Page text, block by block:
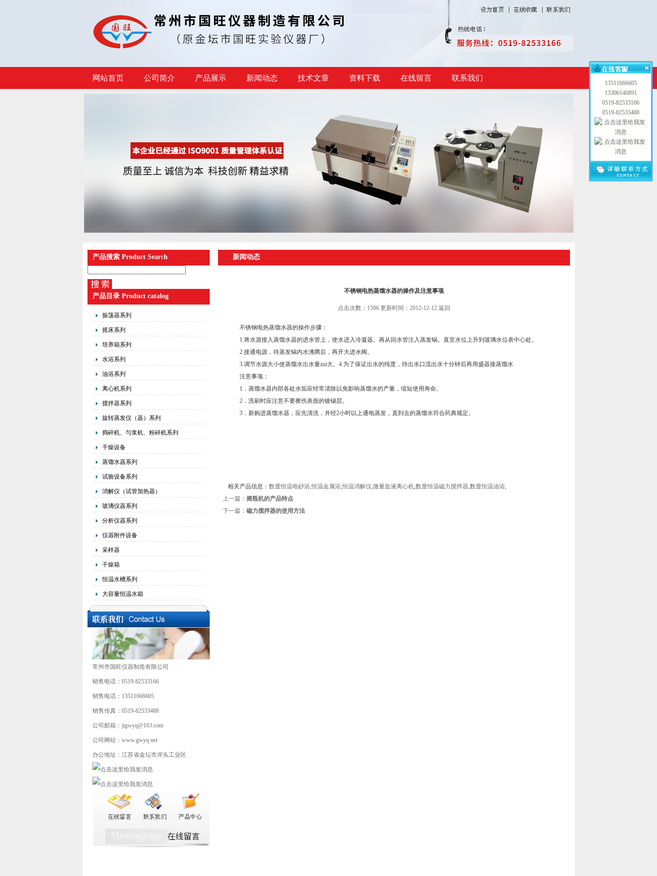
网站首页 公司简介 产品展示 新闻动态 技术文章 资料下载 在线留言 联系我们
产品搜索 Product Search
产品目录 Product catalog
振荡器系列
摇床系列
培养箱系列
水浴系列
油浴系列
离心机系列
搅拌器系列
旋转蒸发仪（器）系列
捣碎机、匀浆机、粉碎机系列
干燥设备
蒸馏水器系列
试验设备系列
消解仪（试管加热器）
玻璃仪器系列
分析仪器系列
仪器附件设备
采样器
干燥箱
恒温水槽系列
大容量恒温水箱
常州市国旺仪器制造有限公司
销售电话：0519-82533166
销售电话：13511666605
销售传真：0519-82533488
公司邮箱：jtgwyq@163.com
公司网站：www.gwyq.net
办公地址：江苏省金坛市岸头工业区
新闻动态
不锈钢电热蒸馏水器的操作及注意事项
点击次数：1506 更新时间：2012-12-12 返回
不锈钢电热蒸馏水器的操作步骤：
1.将水源接入蒸馏水器的进水管上，使水进入冷凝器。再从回水管注入蒸发锅。直至水位上升到玻璃水位表中心处。
2.接通电源，待蒸发锅内水沸腾后，再开大进水阀。
3.调节水源大小使蒸馏水出水量zui大。4.为了保证出水的纯度，待出水口流出水十分钟后再用盛器接蒸馏水
注意事项：
1．蒸馏水器内部各处水垢应经常清除以免影响蒸馏水的产量，缩短使用寿命。
2．洗刷时应注意不要擦伤表面的镀锡层。
3．新购进蒸馏水器，应先清洗，并经2小时以上通电蒸发，直到去的蒸馏水符合药典规定。
相关产品信息： 数显恒温电砂浴,恒温金属浴,恒温消解仪,微量血液离心机,数显恒温磁力搅拌器,数显恒温油浴,
上一篇： 摇瓶机的产品特点
下一篇： 磁力搅拌器的使用方法
13511666605
13306140891
0519-82533166
0519-82533488